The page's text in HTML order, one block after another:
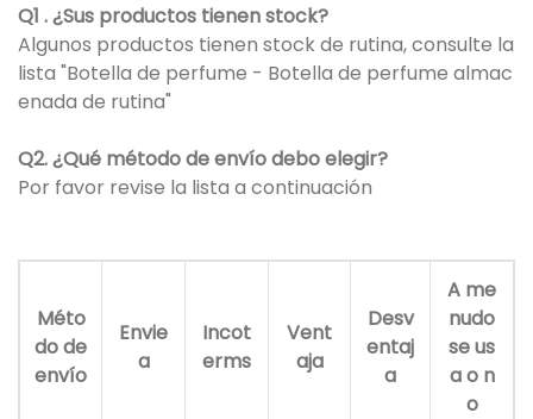
Q1 . ¿Sus productos tienen stock?
Algunos productos tienen stock de rutina, consulte la
lista "Botella de perfume - Botella de perfume almac
enada de rutina"
Q2. ¿Qué método de envío debo elegir?
Por favor revise la lista a continuación
Méto
do de
envío
Envie
a
Incot
erms
Vent
aja
Desv
entaj
a
A me
nudo
se us
a o n
o